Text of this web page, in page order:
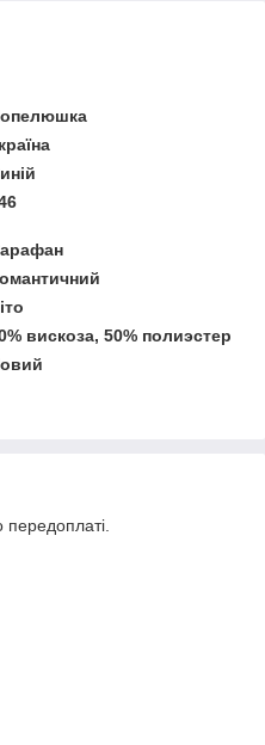
вискоза, 50% полиэстер
передоплаті.